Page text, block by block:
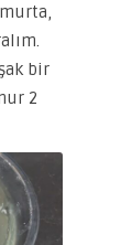
bir
2